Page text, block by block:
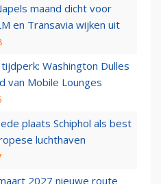
maand dicht voor
en Transavia wijken uit
Washington Dulles
van Mobile Lounges
plaats Schiphol als best
luchthaven
2027 nieuwe route